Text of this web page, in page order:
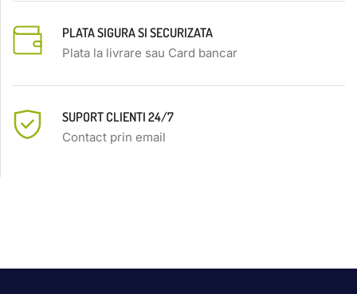
PLATA SIGURA SI SECURIZATA
Plata la livrare sau Card bancar
SUPORT CLIENTI 24/7
Contact prin email